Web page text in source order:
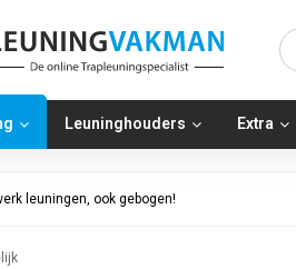
Leuninghouders Extra
leuningen, ook gebogen!